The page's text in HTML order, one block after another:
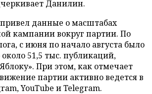
Данилин.
данные о масштабах
кампании вокруг партии. По
с июня по начало августа было
51,5 тыс. публикаций,
При этом, как отмечает
партии активно ведется в
YouTube и Telegram.